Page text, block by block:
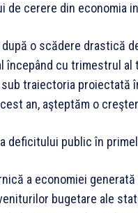
de cerere din economia
o scădere drastică
începând cu trimestrul
traiectoria proiectată
an, aşteptăm o
deficitului public în
a economiei
bugetare ale